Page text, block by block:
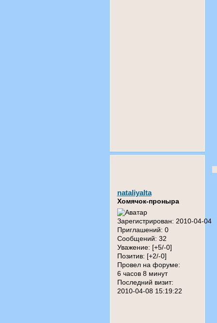
nataliyalta
Хомячок-проныра
Зарегистрирован: 2010-04-04
Приглашений: 0
Сообщений: 32
Уважение: [+5/-0]
Позитив: [+2/-0]
Провел на форуме:
6 часов 8 минут
Последний визит:
2010-04-08 15:19:22